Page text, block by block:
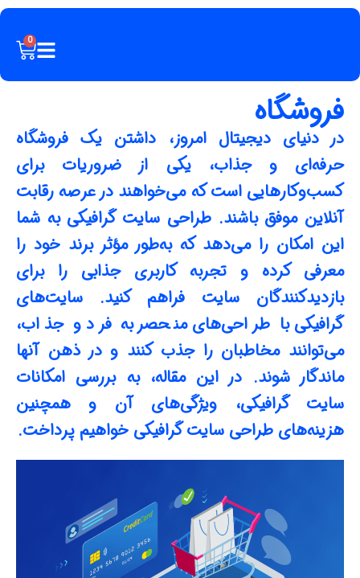
0
فروشگاه
در دنیای دیجیتال امروز، داشتن یک فروشگاه
حرفه‌ای و جذاب، یکی از ضروریات برای
کسب‌وکارهایی است که می‌خواهند در عرصه رقابت
آنلاین موفق باشند. طراحی سایت گرافیکی به شما
این امکان را می‌دهد که به‌طور مؤثر برند خود را
معرفی کرده و تجربه کاربری جذابی را برای
بازدیدکنندگان سایت فراهم کنید. سایت‌های
گرافیکی با طراحی‌های منحصر به فرد و جذاب،
می‌توانند مخاطبان را جذب کنند و در ذهن آنها
ماندگار شوند. در این مقاله، به بررسی امکانات
سایت گرافیکی، ویژگی‌های آن و همچنین
هزینه‌های طراحی سایت گرافیکی خواهیم پرداخت.